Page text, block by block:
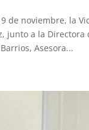
de noviembre, la
junto a la
Asesora...